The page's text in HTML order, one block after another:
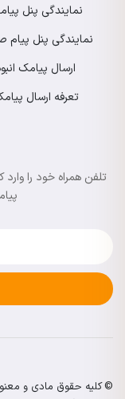
نمایندگی پنل
نمایندگی پنل پیام
ارسال پیامک
تعرفه ارسال
تلفن همراه خود را وارد
© کلیه حقوق مادی و